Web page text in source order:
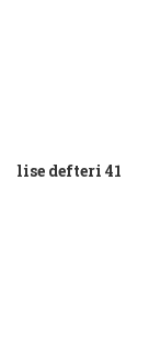
lise defteri 41